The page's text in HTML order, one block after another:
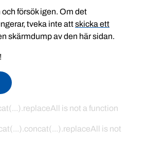
försök igen. Om det
tveka inte attskicka ett
skärmdump av den här sidan.
is not a function
is not